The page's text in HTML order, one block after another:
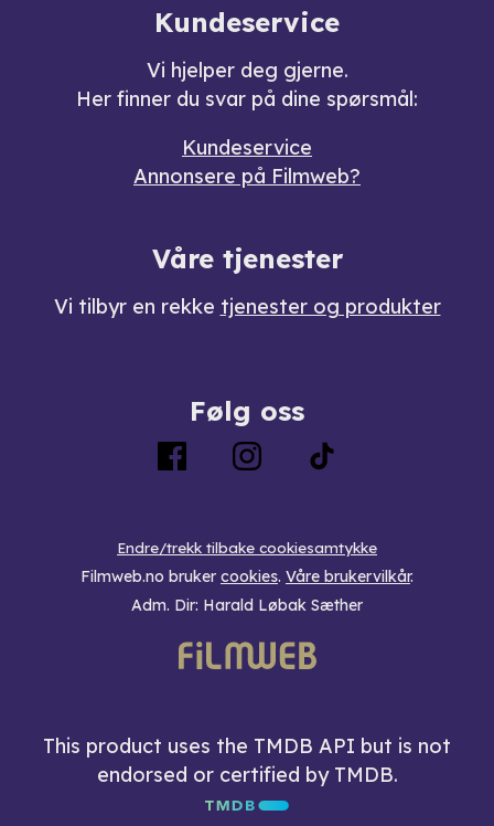
Kundeservice
Vi hjelper deg gjerne.
Her finner du svar på dine spørsmål:
Kundeservice
Annonsere på Filmweb?
Våre tjenester
Vi tilbyr en rekke tjenester og produkter
Følg oss
Endre/trekk tilbake cookiesamtykke
Filmweb.no bruker cookies. Våre brukervilkår.
Adm. Dir: Harald Løbak Sæther
This product uses the TMDB API but is not
endorsed or certified by TMDB.